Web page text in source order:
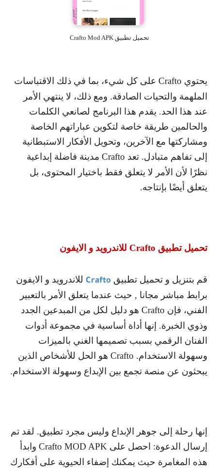
تحميل تطبيق Crafto Mod APK
يحتوي Crafto على كل شيء، بما في ذلك الاقتباسات
الملهمة والتحيات الصادقة. ومع ذلك، لا ينتهي الأمر
عند هذا الحد. يقدم هذا البرنامج لصانعي الكلمات
والحالمين طريقة خاصة لتكوين عباراتهم الخاصة
ومشاركتها مع الآخرين، وتحويل الأفكار الاستبطانية
إلى تفاهم متبادل. تعد Crafto مدينة فاضلة إبداعية
نظرًا لأن الأمر لا يتعلق فقط باختيار المحتوى، بل
يتعلق أيضًا بإنتاجه.
تحميل تطبيق Crafto للاندرويد و الايفون
قم بتنزيل و تحميل تطبيق Crafto للاندرويد و الايفون
برابط مباشر مجانا , حيث عندما يتعلق الأمر بالتعبير
الفني، فإن Crafto هو دليل لكل من المبدعين الجدد
وذوي الخبرة. إنها أداة أساسية في مجموعة أدوات
الفنان الرقمي بسبب تصميمها الغني بالميزات
وسهولة الاستخدام. Crafto هو الحل للأشخاص الذين
يبحثون عن منصة تجمع بين الإبداع وسهولة الاستخدام.
إنها رحلة إلى جوهر الإبداع وليس مجرد تطبيق. لقد تم
إرسال الدعوة: احصل على Crafto MOD APK وابدأ
هذه المغامرة حيث يمكنك إضفاء الحيوية على أفكارك